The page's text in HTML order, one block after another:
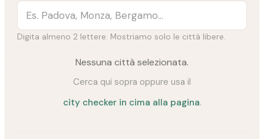
Digita almeno 2 lettere. Mostriamo solo le città libere.
Nessuna città selezionata.
Cerca qui sopra oppure usa il
city checker in cima alla pagina.